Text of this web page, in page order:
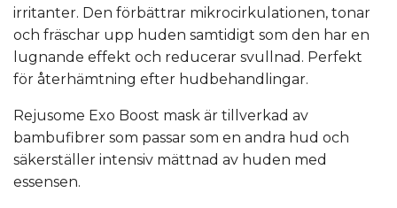
irritanter. Den förbättrar mikrocirkulationen, tonar
och fräschar upp huden samtidigt som den har en
lugnande effekt och reducerar svullnad. Perfekt
för återhämtning efter hudbehandlingar.
Rejusome Exo Boost mask är tillverkad av
bambufibrer som passar som en andra hud och
säkerställer intensiv mättnad av huden med
essensen.